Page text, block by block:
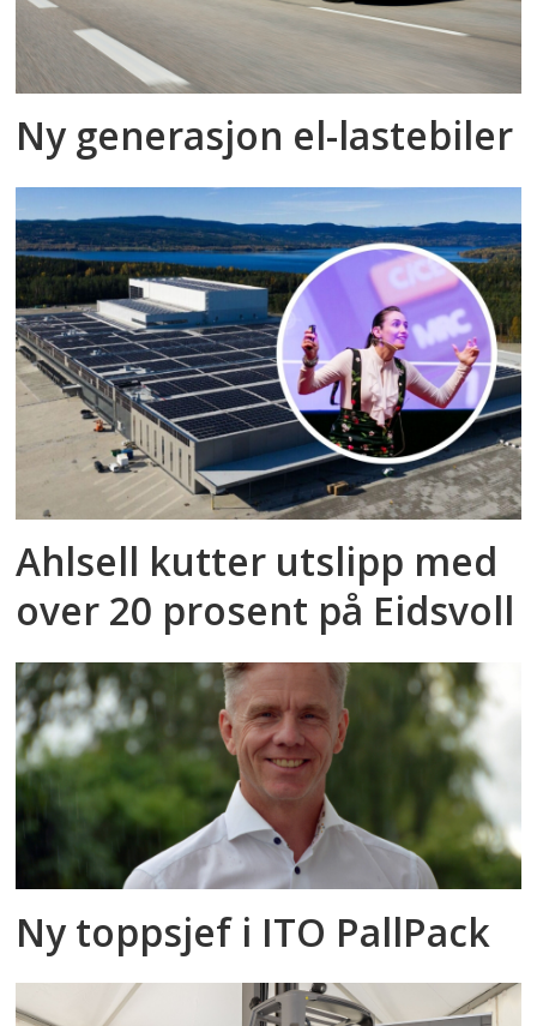
Ny generasjon el-lastebiler
Ahlsell kutter utslipp med
over 20 prosent på Eidsvoll
Ny toppsjef i ITO PallPack